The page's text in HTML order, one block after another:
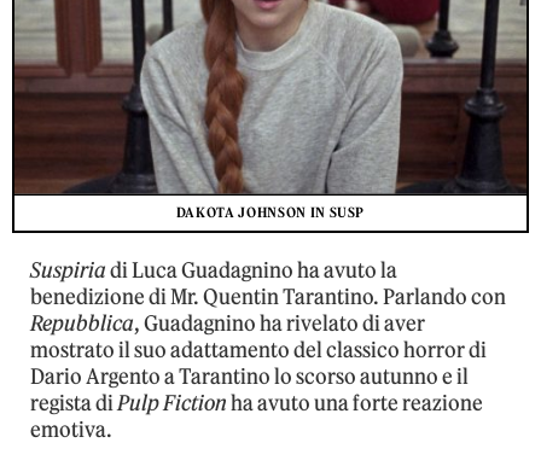
DAKOTA JOHNSON IN SUSP
Suspiriadi Luca Guadagnino ha avuto la
benedizione di Mr. Quentin Tarantino. Parlando con
Repubblica, Guadagnino ha rivelato di aver
mostrato il suo adattamento del classico horror di
Dario Argento a Tarantino lo scorso autunno e il
regista diPulp Fictionha avuto una forte reazione
emotiva.